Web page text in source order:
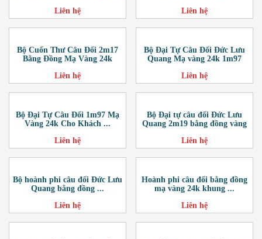
Liên hệ
Liên hệ
Bộ Cuốn Thư Câu Đối 2m17
Bằng Đồng Mạ Vàng 24k
Liên hệ
Bộ Đại Tự Câu Đối Đức Lưu
Quang Mạ vàng 24k 1m97
Liên hệ
Bộ Đại Tự Câu Đối 1m97 Mạ
Vàng 24k Cho Khách ...
Liên hệ
Bộ Đại tự câu đối Đức Lưu
Quang 2m19 bằng đồng vàng
Liên hệ
Bộ hoành phi câu đối Đức Lưu
Quang bằng đồng ...
Liên hệ
Hoành phi câu đối bằng đồng
mạ vàng 24k khung ...
Liên hệ